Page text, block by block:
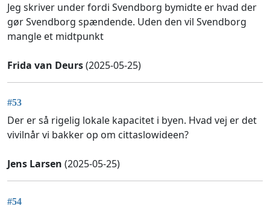
Jeg skriver under fordi Svendborg bymidte er hvad der
gør Svendborg spændende. Uden den vil Svendborg
mangle et midtpunkt
Frida van Deurs(2025-05-25)
#53
Der er så rigelig lokale kapacitet i byen. Hvad vej er det
vivilnår vi bakker op om cittaslowideen?
Jens Larsen (2025-05-25)
#54